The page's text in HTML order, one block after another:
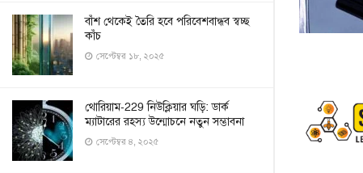
বাঁশ থেকেই তৈরি হবে পরিবেশবান্ধব স্বচ্ছ
কাঁচ
সেপ্টেম্বর ১৮, ২০২৫
থোরিয়াম-229 নিউক্লিয়ার ঘড়ি: ডার্ক
ম্যাটারের রহস্য উন্মোচনে নতুন সম্ভাবনা
সেপ্টেম্বর ৪, ২০২৫